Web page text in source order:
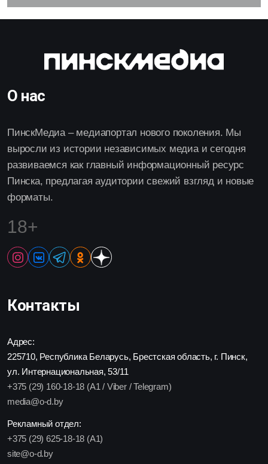
О нас
ПинскМедиа – медиапортал нового поколения. Мы
выросли из истории независимых медиа и сегодня
развиваемся как главный информационный ресурс
Пинска, предлагая аудитории свежий взгляд и новые
форматы.
18+
Контакты
Адрес:
225710, Республика Беларусь, Брестская область, г. Пинск,
ул. Интернациональная, 53/11
+375 (29) 160-18-18 (A1 / Viber / Telegram)
media@o-d.by
Рекламный отдел:
+375 (29) 625-18-18 (A1)
site@o-d.by